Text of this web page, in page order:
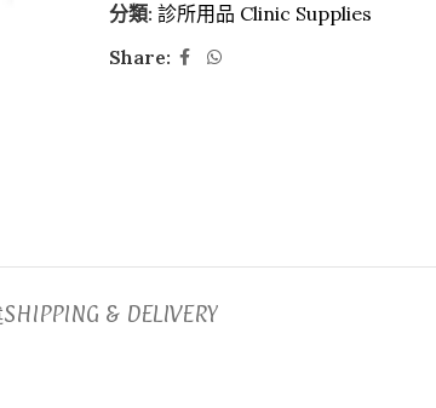
分類: 診所用品 Clinic Supplies
Share:
SHIPPING & DELIVERY